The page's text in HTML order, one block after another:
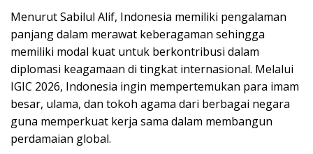
Menurut Sabilul Alif, Indonesia memiliki pengalaman
panjang dalam merawat keberagaman sehingga
memiliki modal kuat untuk berkontribusi dalam
diplomasi keagamaan di tingkat internasional. Melalui
IGIC 2026, Indonesia ingin mempertemukan para imam
besar, ulama, dan tokoh agama dari berbagai negara
guna memperkuat kerja sama dalam membangun
perdamaian global.